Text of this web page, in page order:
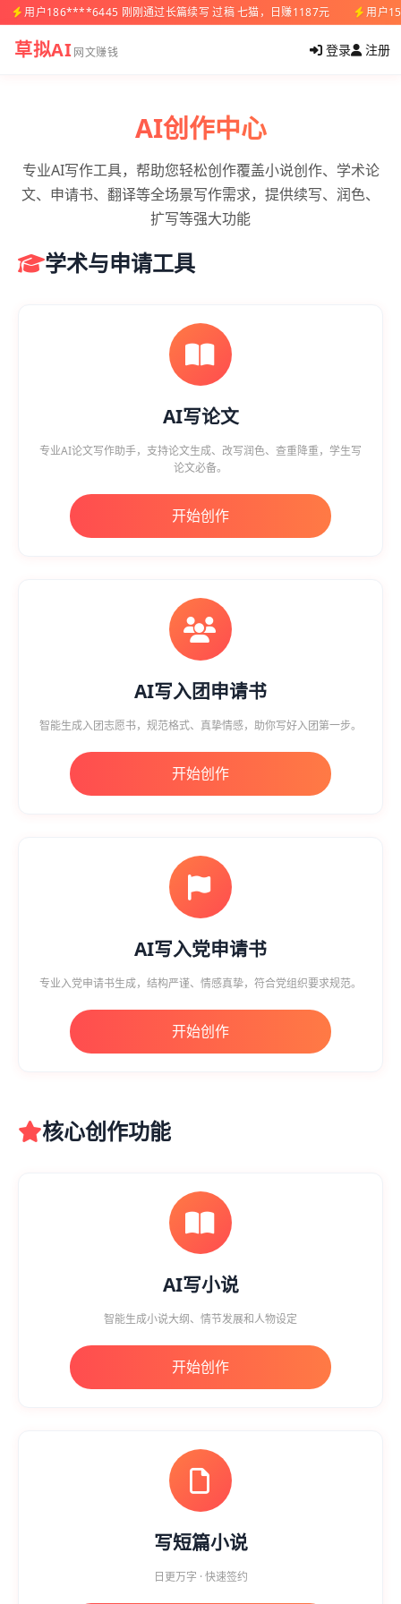
用户186****6445 刚刚通过长篇续写 过稿 七猫，日赚1187元 用户
草拟AI网文赚钱 登录 注册
AI创作中心
专业AI写作工具，帮助您轻松创作覆盖小说创作、学术论
文、申请书、翻译等全场景写作需求，提供续写、润色、
扩写等强大功能
学术与申请工具
AI写论文
专业AI论文写作助手，支持论文生成、改写润色、查重降重，学生写
论文必备。
开始创作
AI写入团申请书
智能生成入团志愿书，规范格式、真挚情感，助你写好入团第一步。
开始创作
AI写入党申请书
专业入党申请书生成，结构严谨、情感真挚，符合党组织要求规范。
开始创作
核心创作功能
AI写小说
智能生成小说大纲、情节发展和人物设定
开始创作
写短篇小说
日更万字 · 快速签约